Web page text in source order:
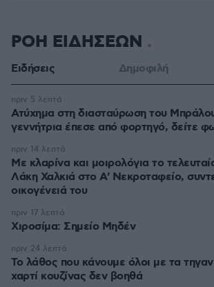
ΡΟΗ ΕΙΔΗΣΕΩΝ
Ειδήσεις Δημοφιλή
Ατύχημα στη διασταύρωση του
γεννήτρια έπεσε από φορτηγό, δείτε
πριν 5 λεπτά
Με κλαρίνα και μοιρολόγια το
Λάκη Χαλκιά στο A' Νεκροταφείο,
οικογένειά του
πριν 14 λεπτά
Χιροσίμα: Σημείο Μηδέν
πριν 17 λεπτά
Το λάθος που κάνουμε όλοι με τα
χαρτί κουζίνας δεν βοηθά
πριν 24 λεπτά